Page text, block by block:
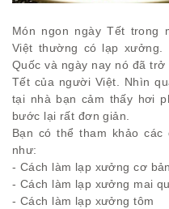
Món ngon ngày Tết trong
Việt thường có lạp xưởng.
Quốc và ngày nay nó đã
Tết của người Việt. Nhìn
tại nhà bạn cảm thấy hơi
bước lại rất đơn giản.
Bạn có thể tham khảo
như:
- Cách làm lạp xưởng cơ bản
- Cách làm lạp xưởng mai
- Cách làm lạp xưởng tôm